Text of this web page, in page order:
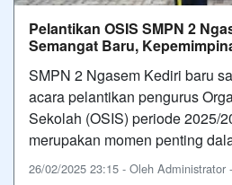
Pelantikan OSIS SMPN 2
Semangat Baru,
SMPN 2 Ngasem Kediri baru
acara pelantikan pengurus
Sekolah (OSIS) periode 2025/
merupakan momen penting
26/02/2025 23:15 - Oleh Administrator